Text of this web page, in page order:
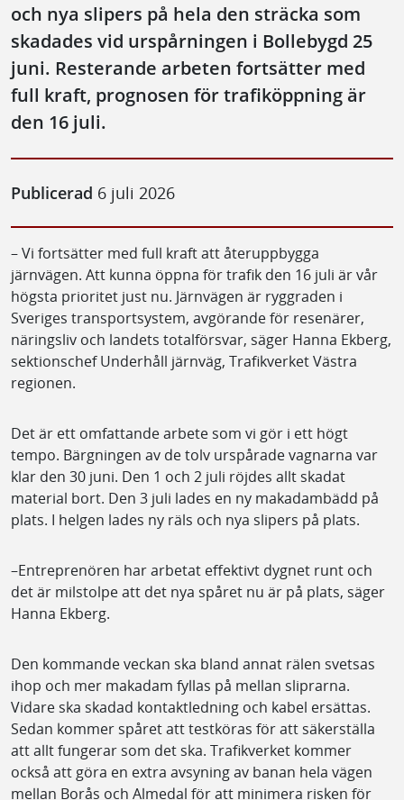
och nya slipers på hela den sträcka som
skadades vid urspårningen i Bollebygd 25
juni. Resterande arbeten fortsätter med
full kraft, prognosen för trafiköppning är
den 16 juli.
Publicerad 6 juli 2026
– Vi fortsätter med full kraft att återuppbygga
järnvägen. Att kunna öppna för trafik den 16 juli är vår
högsta prioritet just nu. Järnvägen är ryggraden i
Sveriges transportsystem, avgörande för resenärer,
näringsliv och landets totalförsvar, säger Hanna Ekberg,
sektionschef Underhåll järnväg, Trafikverket Västra
regionen.
Det är ett omfattande arbete som vi gör i ett högt
tempo. Bärgningen av de tolv urspårade vagnarna var
klar den 30 juni. Den 1 och 2 juli röjdes allt skadat
material bort. Den 3 juli lades en ny makadambädd på
plats. I helgen lades ny räls och nya slipers på plats.
–Entreprenören har arbetat effektivt dygnet runt och
det är milstolpe att det nya spåret nu är på plats, säger
Hanna Ekberg.
Den kommande veckan ska bland annat rälen svetsas
ihop och mer makadam fyllas på mellan sliprarna.
Vidare ska skadad kontaktledning och kabel ersättas.
Sedan kommer spåret att testköras för att säkerställa
att allt fungerar som det ska. Trafikverket kommer
också att göra en extra avsyning av banan hela vägen
mellan Borås och Almedal för att minimera risken för